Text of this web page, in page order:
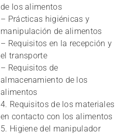
de los alimentos
– Prácticas higiénicas y
manipulación de alimentos
– Requisitos en la recepción y
el transporte
– Requisitos de
almacenamiento de los
alimentos
4. Requisitos de los materiales
en contacto con los alimentos
5. Higiene del manipulador